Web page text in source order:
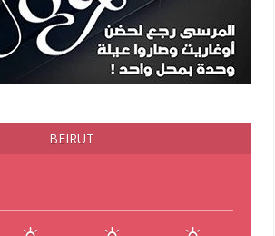
BEIRUT